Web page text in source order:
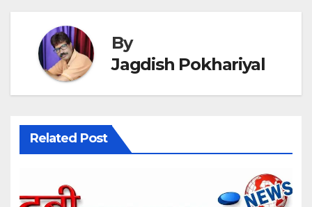
By
Jagdish Pokhariyal
Related Post